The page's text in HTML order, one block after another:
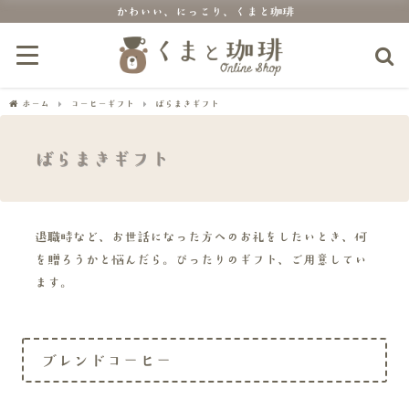
かわいい、にっこり、くまと珈琲
ホーム コーヒーギフト ばらまきギフト
ばらまきギフト
退職時など、お世話になった方へのお礼をしたいとき、何
を贈ろうかと悩んだら。ぴったりのギフト、ご用意してい
ます。
ブレンドコーヒー